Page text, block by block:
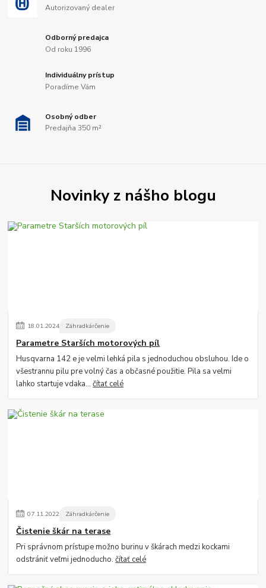
Autorizovaný dealer
Odborný predajca
Od roku 1996
Individuálny prístup
Poradíme Vám
Osobný odber
Predajňa 350 m²
Novinky z nášho blogu
18.01.2024 Záhradkárčenie
Parametre Starších motorových píl
Husqvarna 142 e je velmi lehká pila s jednoduchou obsluhou. Ide o
všestrannu pilu pre volný čas a občasné použitie. Pila sa velmi
lahko startuje vdaka...čítať celé
07.11.2022 Záhradkárčenie
Čistenie škár na terase
Pri správnom prístupe možno burinu v škárach medzi kockami
odstrániť veľmi jednoducho.čítať celé